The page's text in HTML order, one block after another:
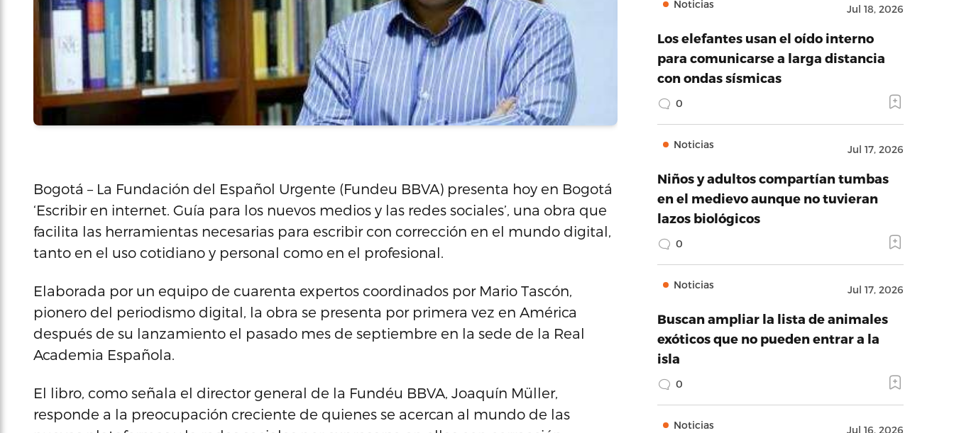
Bogotá – La Fundación del Español Urgente (Fundeu BBVA) presenta hoy en Bogotá
‘Escribir en internet. Guía para los nuevos medios y las redes sociales’, una obra que
facilita las herramientas necesarias para escribir con corrección en el mundo digital,
tanto en el uso cotidiano y personal como en el profesional.
Elaborada por un equipo de cuarenta expertos coordinados por Mario Tascón,
pionero del periodismo digital, la obra se presenta por primera vez en América
después de su lanzamiento el pasado mes de septiembre en la sede de la Real
Academia Española.
El libro, como señala el director general de la Fundéu BBVA, Joaquín Müller,
responde a la preocupación creciente de quienes se acercan al mundo de las
Noticias Jul 18, 2026
Los elefantes usan el oído interno
para comunicarse a larga distancia
con ondas sísmicas
0
Noticias Jul 17, 2026
Niños y adultos compartían tumbas
en el medievo aunque no tuvieran
lazos biológicos
0
Noticias Jul 17, 2026
Buscan ampliar la lista de animales
exóticos que no pueden entrar a la
isla
0
Noticias Jul 16, 2026